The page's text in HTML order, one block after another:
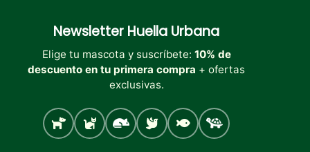
Newsletter Huella Urbana
Elige tu mascota y suscríbete: 10% de
descuento en tu primera compra + ofertas
exclusivas.
Perro Gato Roedores
Aves PecesTortugas